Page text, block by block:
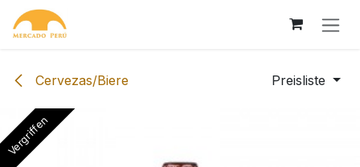
Zum Inhalt springen
Cervezas/Biere Preisliste
Vergriffen